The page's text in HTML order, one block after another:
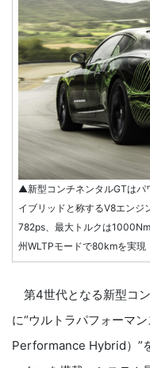
▲新型コンチネンタルGTはパ
イブリッドと称するV8エンジ
782ps、最大トルクは
州WLTPモードで80kmを実現
第4世代となる新型コ
に“ウルトラパフォーマ
Performance Hybrid）”